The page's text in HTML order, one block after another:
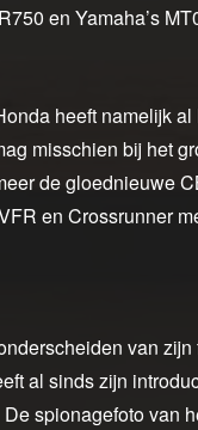
en Yamaha’s
heeft namelijk
misschien bij het
de gloednieuwe
en Crossrunner
van
al sinds zijn
spionagefoto van